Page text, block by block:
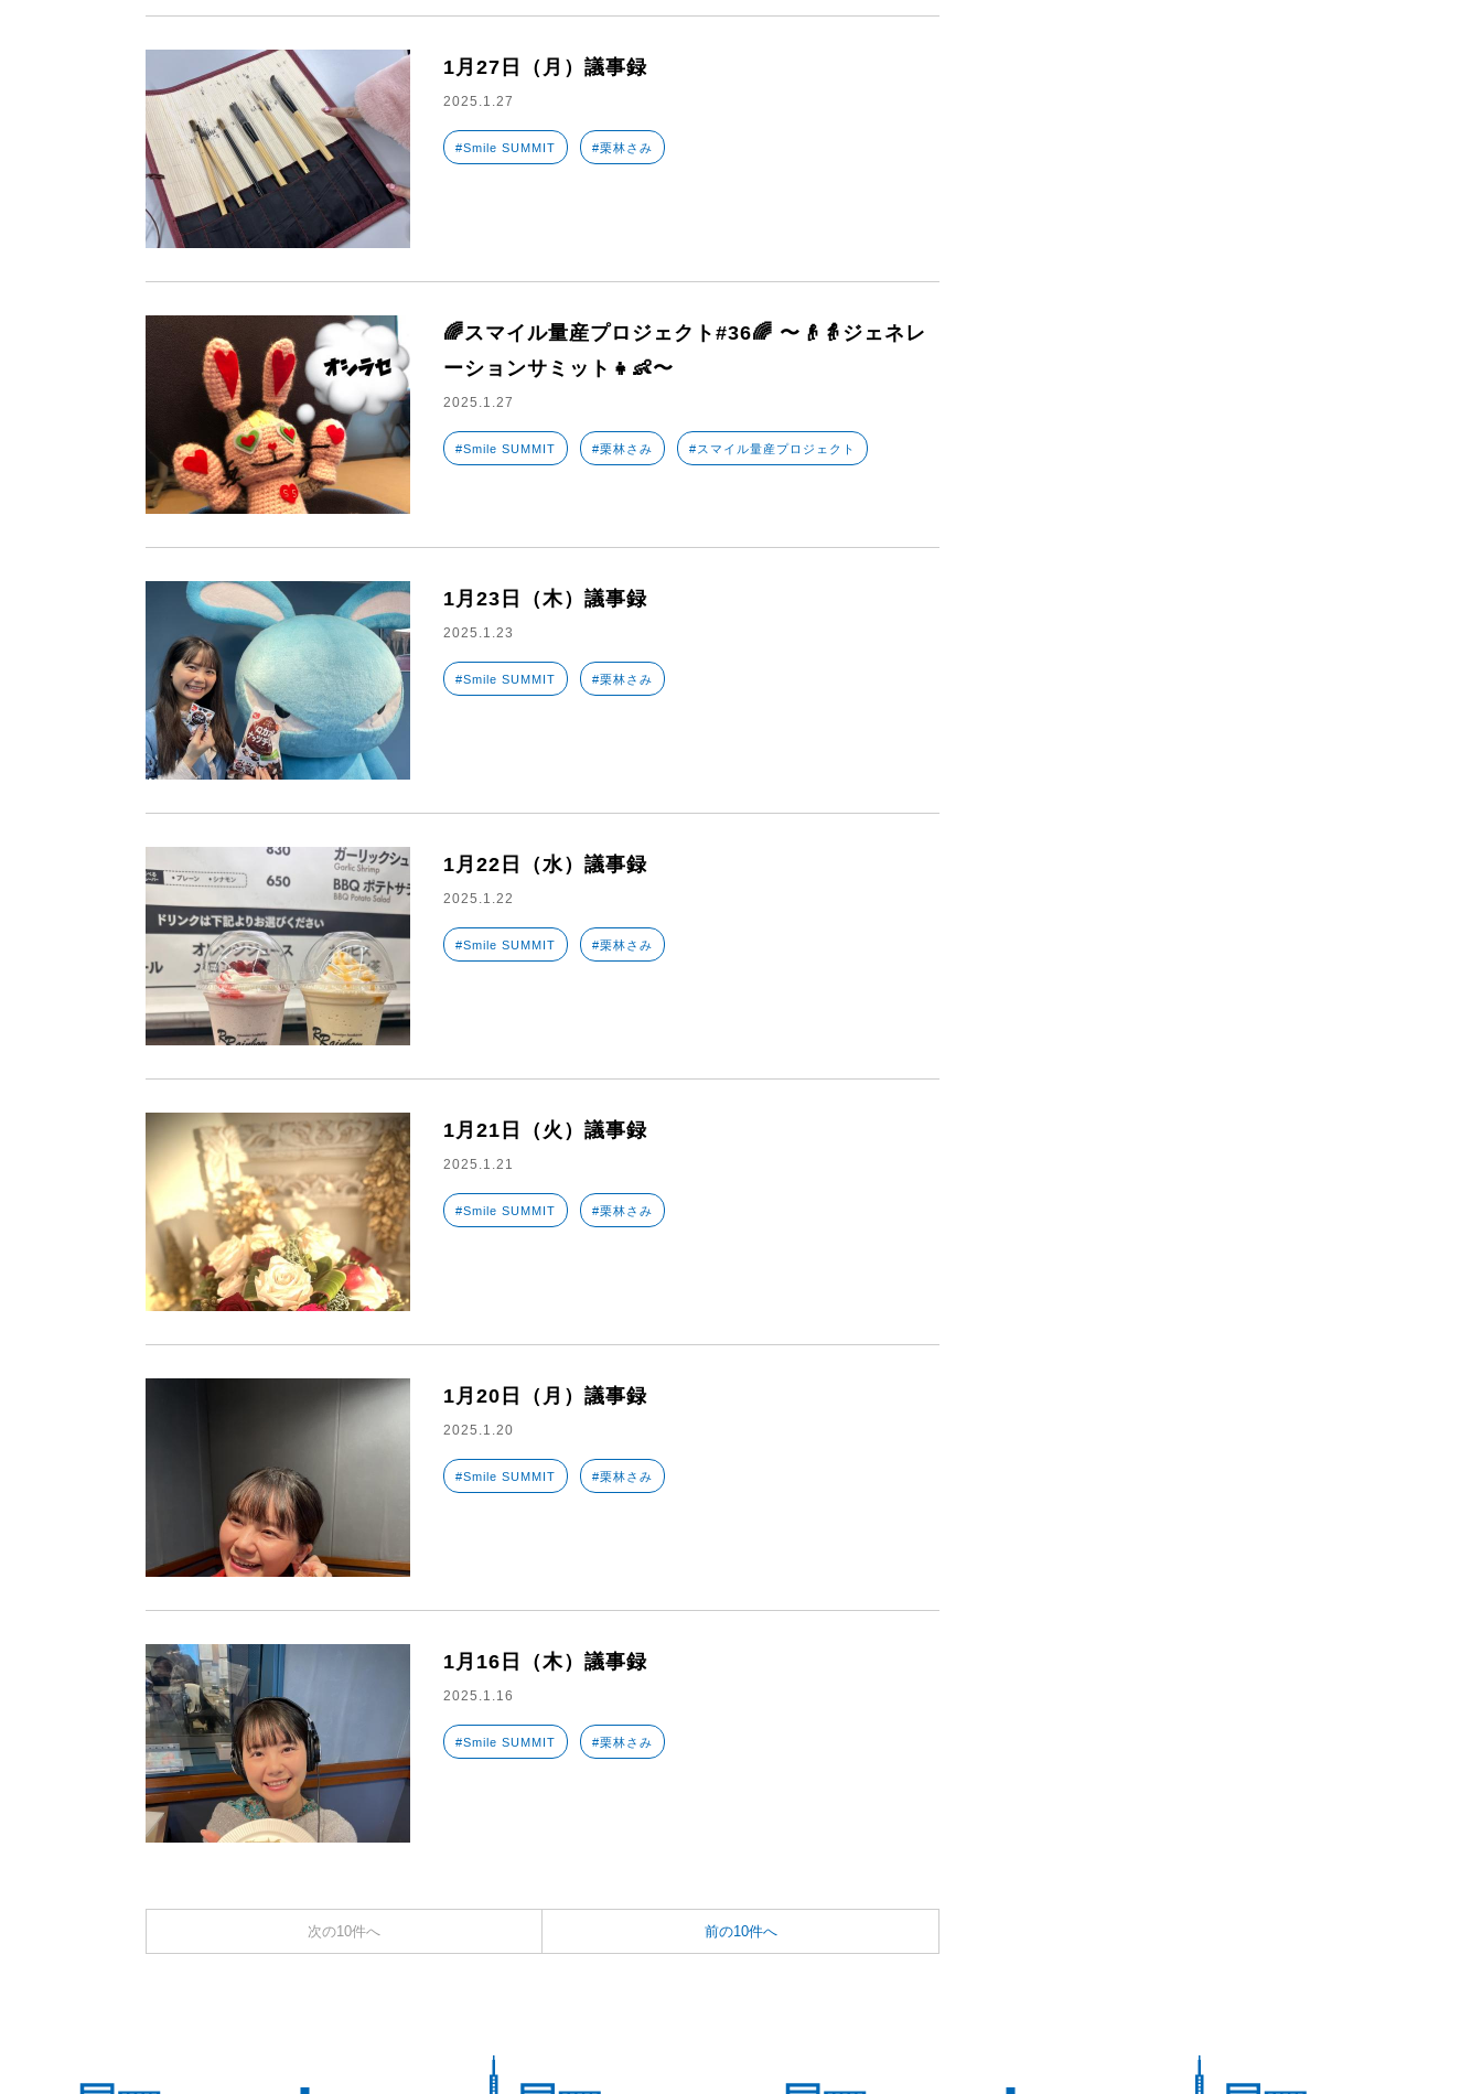
1月27日（月）議事録
2025.1.27
#Smile SUMMIT #栗林さみ
🌈スマイル量産プロジェクト#36🌈 〜👴👵ジェネレ
ーションサミット👧👶〜
2025.1.27
#Smile SUMMIT #栗林さみ #スマイル量産プロジェクト
1月23日（木）議事録
2025.1.23
#Smile SUMMIT #栗林さみ
1月22日（水）議事録
2025.1.22
#Smile SUMMIT #栗林さみ
1月21日（火）議事録
2025.1.21
#Smile SUMMIT #栗林さみ
1月20日（月）議事録
2025.1.20
#Smile SUMMIT #栗林さみ
1月16日（木）議事録
2025.1.16
#Smile SUMMIT #栗林さみ
次の10件へ 前の10件へ